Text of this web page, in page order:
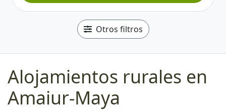
Otros filtros
Alojamientos rurales en
Amaiur-Maya